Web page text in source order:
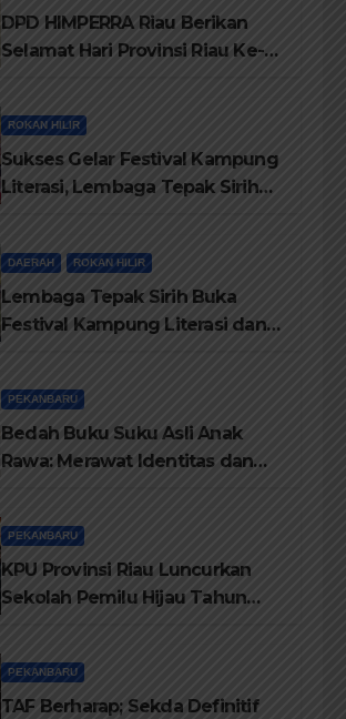
DPD HIMPERRA Riau Berikan
Selamat Hari Provinsi Riau Ke-
ROKAN HILIR
Sukses Gelar Festival Kampung
Literasi, Lembaga Tepak Sirih
DAERAH ROKAN HILIR
Lembaga Tepak Sirih Buka
Festival Kampung Literasi dan
PEKANBARU
Bedah Buku Suku Asli Anak
Rawa: Merawat Identitas dan
PEKANBARU
KPU Provinsi Riau Luncurkan
Sekolah Pemilu Hijau Tahun
Lingkungan
PEKANBARU
TAF Berharap; Sekda Definitif